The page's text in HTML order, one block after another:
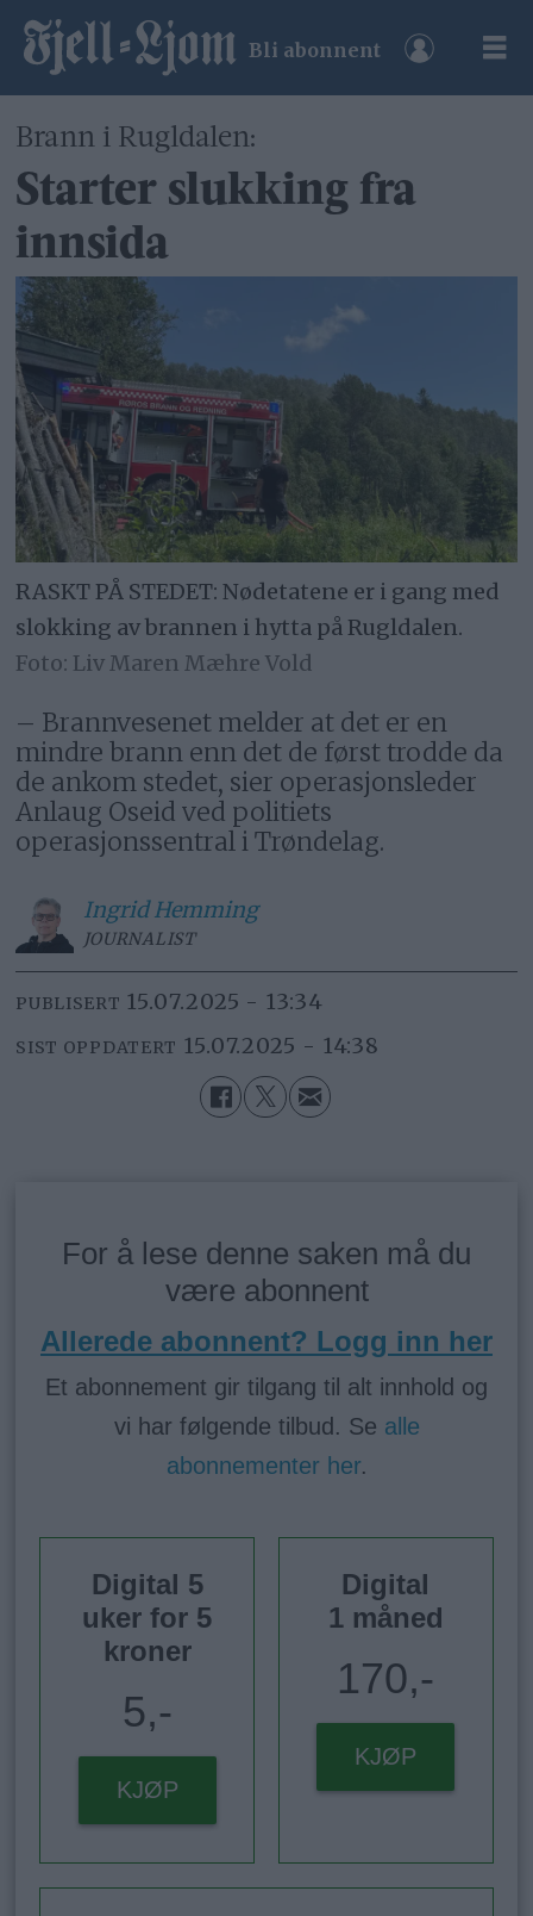
Bli abonnent
Brann i Rugldalen:
Starter slukking fra
innsida
RASKT PÅ STEDET: Nødetatene er i gang med
slokking av brannen i hytta på Rugldalen.
Liv Maren Mæhre Vold
– Brannvesenet melder at det er en
mindre brann enn det de først trodde da
de ankom stedet, sier operasjonsleder
Anlaug Oseid ved politiets
operasjonssentral i Trøndelag.
Ingrid Hemming
JOURNALIST
PUBLISERT 15.07.2025 - 13:34
SIST OPPDATERT 15.07.2025 - 14:38
For å lese denne saken må du
være abonnent
Allerede abonnent? Logg inn her
Et abonnement gir tilgang til alt innhold og
vi har følgende tilbud. Se alle
abonnementer her.
Digital 5
uker for 5
kroner
5,-
KJØP
Digital
1 måned
170,-
KJØP